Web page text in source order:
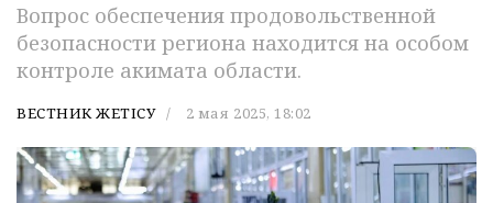
Вопрос обеспечения продовольственной
безопасности региона находится на особом
контроле акимата области.
ВЕСТНИК ЖЕТІСУ 2 мая 2025, 18:02